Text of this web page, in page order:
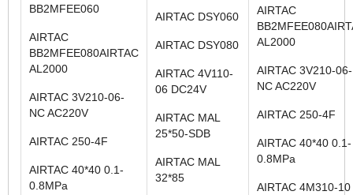
BB2MFEE060
AIRTAC
BB2MFEE080AIRTAC
AL2000
AIRTAC 3V210-06-
NC AC220V
AIRTAC 250-4F
AIRTAC 40*40 0.1-
0.8MPa
AIRTAC DSY060
AIRTAC DSY080
AIRTAC 4V110-
06 DC24V
AIRTAC MAL
25*50-SDB
AIRTAC MAL
32*85
AIRTAC
AL2000
AIRTAC 3V210-06-
NC AC220V
AIRTAC 250-4F
AIRTAC 40*40 0.1-
0.8MPa
AIRTAC 4M310-10